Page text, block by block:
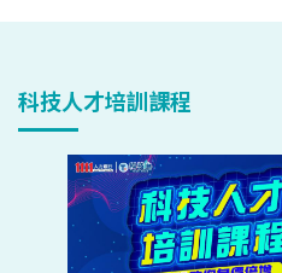
科技人才培訓課程